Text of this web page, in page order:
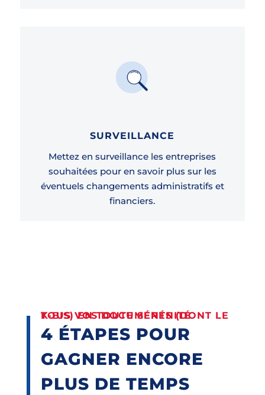
SURVEILLANCE
Mettez en surveillance les entreprises
souhaitées pour en savoir plus sur les
éventuels changements administratifs et
financiers.
TOUS VOS DOCUMENTS (DONT LE
K-BIS) EN TOUTE SÉRÉNITÉ
4 ÉTAPES POUR
GAGNER ENCORE
PLUS DE TEMPS